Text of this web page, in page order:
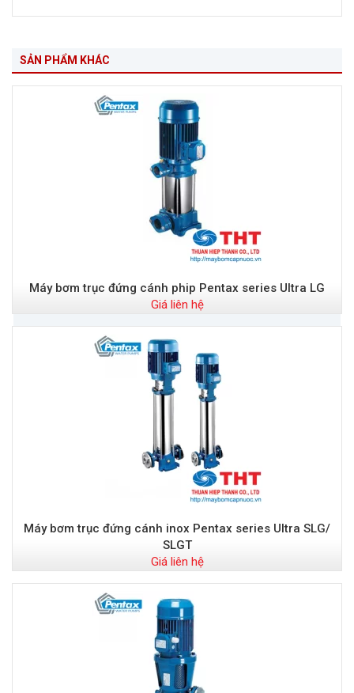
SẢN PHẨM KHÁC
Máy bơm trục đứng cánh phip Pentax series Ultra LG
Giá liên hệ
Máy bơm trục đứng cánh inox Pentax series Ultra SLG/
SLGT
Giá liên hệ